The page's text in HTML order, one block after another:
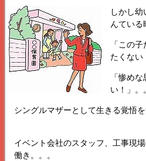
しかし
んている
「この
たくない
「惨め
い！」。
シングルマザーとして生きる覚悟を
イベント会社のスタッフ、工事現
働き。。。